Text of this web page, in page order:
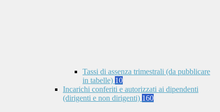
Tassi di assenza trimestrali (da pubblicare
in tabelle) 10
Incarichi conferiti e autorizzati ai dipendenti
(dirigenti e non dirigenti) 160